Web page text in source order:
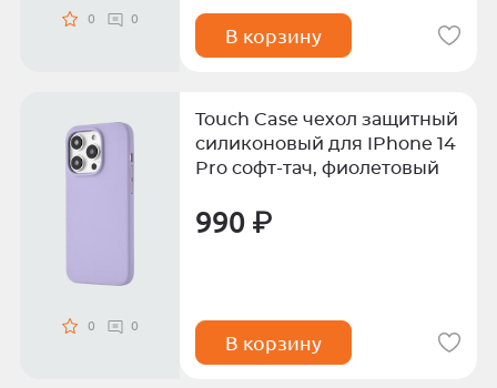
0 0
В корзину
0 0
Touch Case чехол защитный
силиконовый для IPhone 14
Pro софт-тач, фиолетовый
990 ₽
В корзину